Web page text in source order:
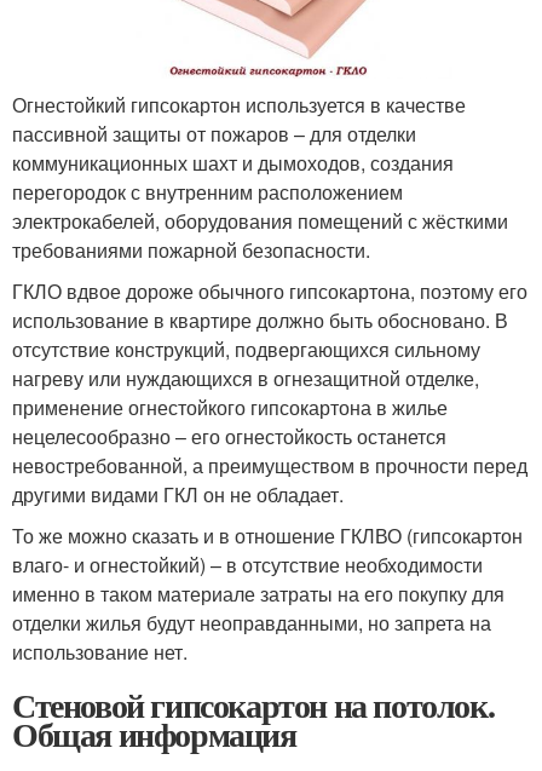
Огнестойкий гипсокартон используется в качестве
пассивной защиты от пожаров – для отделки
коммуникационных шахт и дымоходов, создания
перегородок с внутренним расположением
электрокабелей, оборудования помещений с жёсткими
требованиями пожарной безопасности.
ГКЛО вдвое дороже обычного гипсокартона, поэтому его
использование в квартире должно быть обосновано. В
отсутствие конструкций, подвергающихся сильному
нагреву или нуждающихся в огнезащитной отделке,
применение огнестойкого гипсокартона в жилье
нецелесообразно – его огнестойкость останется
невостребованной, а преимуществом в прочности перед
другими видами ГКЛ он не обладает.
То же можно сказать и в отношение ГКЛВО (гипсокартон
влаго- и огнестойкий) – в отсутствие необходимости
именно в таком материале затраты на его покупку для
отделки жилья будут неоправданными, но запрета на
использование нет.
Стеновой гипсокартон на потолок.
Общая информация